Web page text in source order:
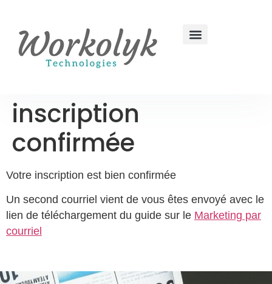
inscription
confirmée
Votre inscription est bien confirmée
Un second courriel vient de vous êtes envoyé avec le
lien de téléchargement du guide sur le Marketing par
courriel